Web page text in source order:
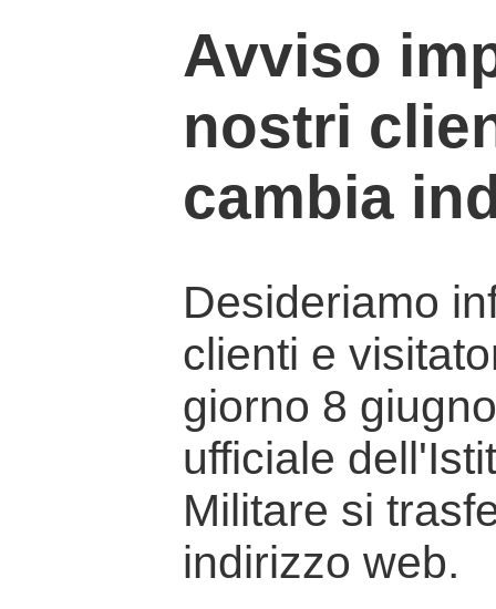
Avviso
nostri
cambia
Desideriamo
clienti e
giorno 8
ufficiale
Militare si
indirizzo web.